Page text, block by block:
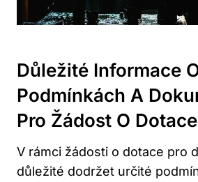
Důležité Informace
Podmínkách A
Pro Žádost O Dotace
V rámci žádosti o dotace pro
důležité dodržet určité